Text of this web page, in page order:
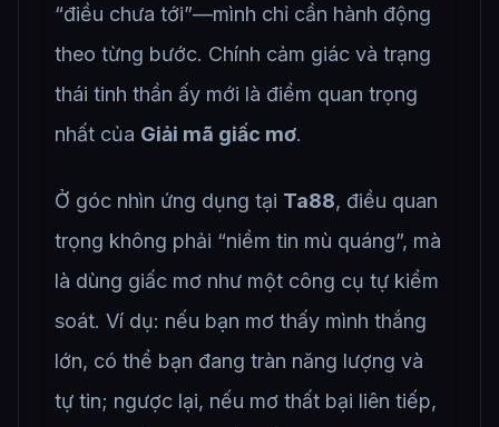
“điều chưa tới”—mình chỉ cần hành động
theo từng bước. Chính cảm giác và trạng
thái tinh thần ấy mới là điểm quan trọng
nhất của Giải mã giấc mơ.
Ở góc nhìn ứng dụng tại Ta88, điều quan
trọng không phải “niềm tin mù quáng”, mà
là dùng giấc mơ như một công cụ tự kiểm
soát. Ví dụ: nếu bạn mơ thấy mình thắng
lớn, có thể bạn đang tràn năng lượng và
tự tin; ngược lại, nếu mơ thất bại liên tiếp,